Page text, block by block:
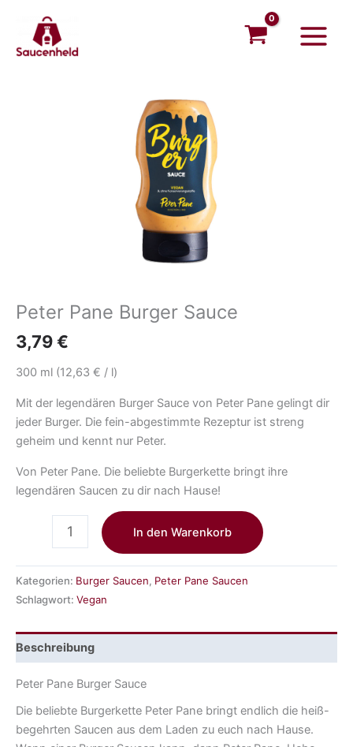
springen
Menu
Peter Pane Burger Sauce
3,79€
300 ml (12,63 € / l)
Mit der legendären Burger Sauce von Peter Pane gelingt dir
jeder Burger. Die fein-abgestimmte Rezeptur ist streng
geheim und kennt nur Peter.
Von Peter Pane. Die beliebte Burgerkette bringt ihre
legendären Saucen zu dir nach Hause!
In den Warenkorb
Kategorien: Burger Saucen, Peter Pane Saucen
Schlagwort: Vegan
Beschreibung
Peter Pane Burger Sauce
Die beliebte Burgerkette Peter Pane bringt endlich die heiß-
begehrten Saucen aus dem Laden zu euch nach Hause.
Menge